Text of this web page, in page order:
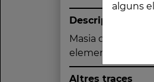
alguns
Descripció
Masia de planta
elements afegits.
Altres traces